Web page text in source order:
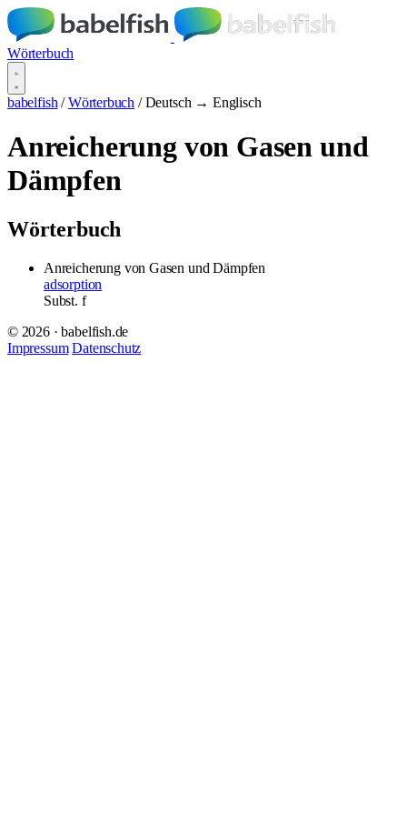
Wörterbuch
babelfish / Wörterbuch / Deutsch → Englisch
Anreicherung von Gasen und
Dämpfen
Wörterbuch
Anreicherung von Gasen und Dämpfen
adsorption
Subst. f
© 2026 · babelfish.de
Impressum Datenschutz